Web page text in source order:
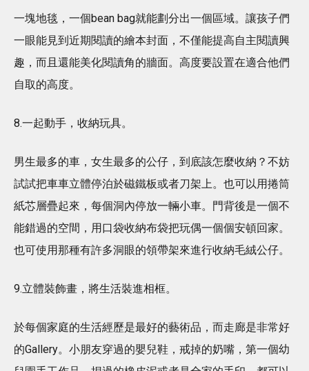
一塊地毯，一個bean bag就能劃分出一個區域。讓孩子們
一眼能見到近期閱讀的繪本封面，不僅能提高自主閱讀興
趣，而且還能美化閱讀角的牆面。高度要設置在適合他們
自取的高度。
8.一起動手，收納玩具。
男生最多的車，女生最多的公仔，到底該怎麼收納？不妨
試試把車車立體停泊於磁鐵板或者刀架上。也可以用捲筒
紙芯層疊起來，每個洞內停放一輛小車。門背後是一個不
能錯過的空間，用口袋收納布袋把玩偶一個個安頓回家。
也可使用那種有許多洞眼的領帶架來進行收納毛絨公仔。
9.立體裝飾畫，將生活裝進相框。
於每個家庭的生活經歷是最好的藝術品，而走廊是非常好
的Gallery。小朋友穿過的嬰兒鞋，戒掉的奶嘴，第一個幼